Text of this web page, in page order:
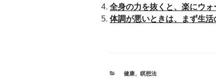
全身の力を抜くと、楽にウ
体調が悪いときは、まず生
カ
健康、 瞑想法